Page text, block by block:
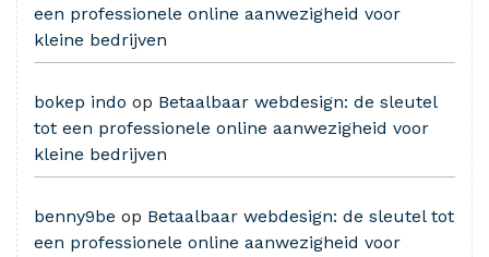
een professionele online aanwezigheid voor
kleine bedrijven
bokep indo op Betaalbaar webdesign: de sleutel
tot een professionele online aanwezigheid voor
kleine bedrijven
benny9be op Betaalbaar webdesign: de sleutel tot
een professionele online aanwezigheid voor